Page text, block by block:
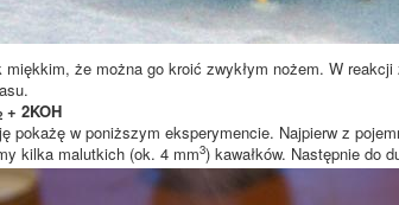
że można go kroić zwykłym nożem. W
+ 2KOH
pokażę w poniższym eksperymencie. Najpierw z
kilka malutkich (ok. 4 mm3) kawałków. Następnie do